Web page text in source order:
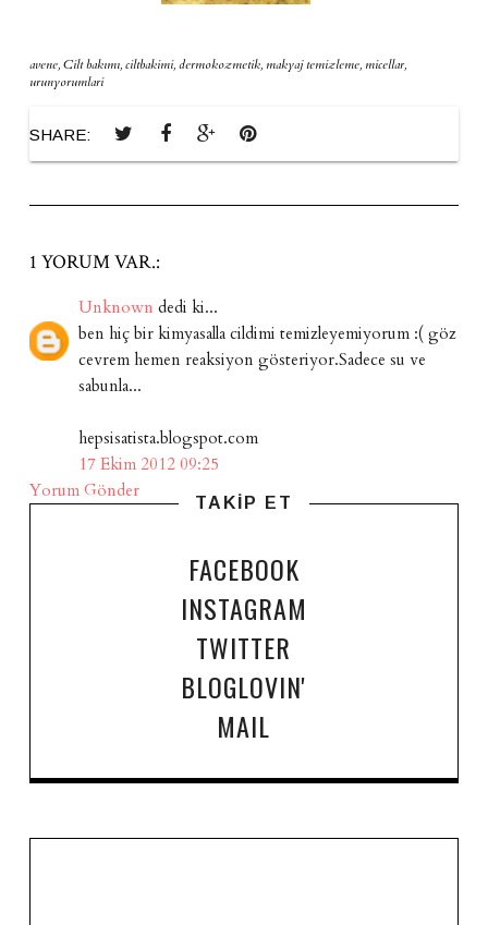
avene,Cilt bakımı,ciltbakimi,dermokozmetik, makyaj temizleme, micellar,
urunyorumlari
SHARE:
1 YORUM VAR.:
Unknown dedi ki...
ben hiç bir kimyasalla cildimi temizleyemiyorum :( göz
cevrem hemen reaksiyon gösteriyor.Sadece su ve
sabunla...
hepsisatista.blogspot.com
17 Ekim 2012 09:25
Yorum Gönder
TAKİP ET
FACEBOOK
INSTAGRAM
TWITTER
BLOGLOVIN'
MAIL